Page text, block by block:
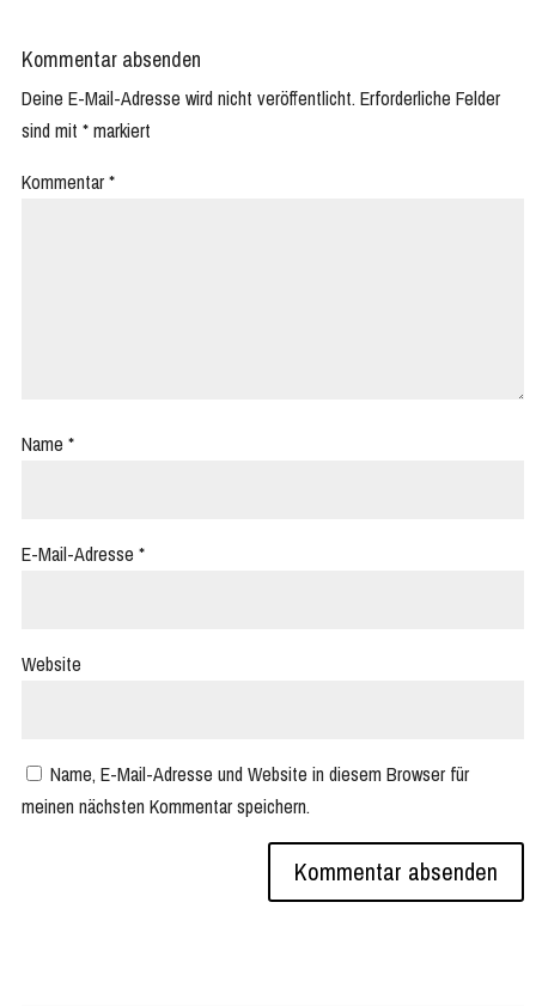
Kommentar absenden
Deine E-Mail-Adresse wird nicht veröffentlicht. Erforderliche Felder
sind mit *markiert
Kommentar*
Name *
E-Mail-Adresse *
Website
Name, E-Mail-Adresse und Website in diesem Browser für
meinen nächsten Kommentar speichern.